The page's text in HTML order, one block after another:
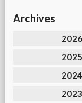
Archives
2026
2025
2024
2023